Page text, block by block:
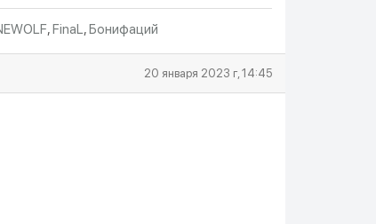
,FinaL,Бонифаций
20 января 2023 г, 14:45